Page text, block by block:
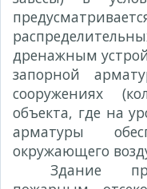
дренажным
запорной
сооружениях
объекта, где на
арматуры
окружающего
Здание